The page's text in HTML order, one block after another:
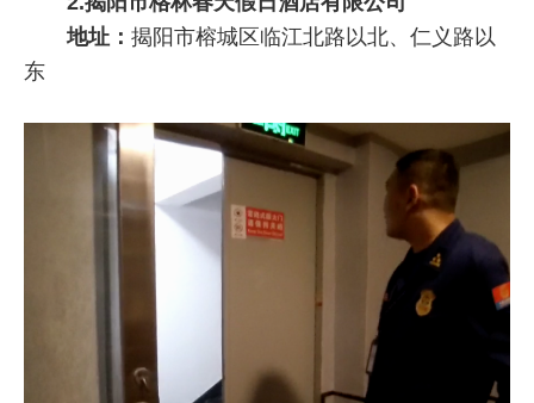
地址： 揭阳市榕城区临江北路以北、仁义路以
东